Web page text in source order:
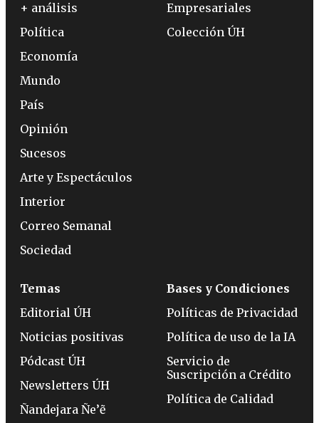
+ análisis
Política
Economía
Mundo
País
Opinión
Sucesos
Arte y Espectáculos
Interior
Correo Semanal
Sociedad
Empresariales
Colección ÚH
Temas
Editorial ÚH
Noticias positivas
Pódcast ÚH
Newsletters ÚH
Ñandejara Ñe’ẽ
Bases y Condiciones
Políticas de Privacidad
Política de uso de la IA
Servicio de
Suscripción a Crédito
Política de Calidad